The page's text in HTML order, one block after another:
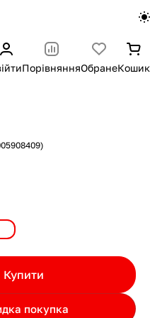
ПорівнянняОбранеКошик
Купити
покупка